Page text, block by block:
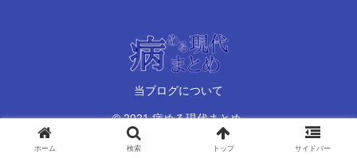
当ブログについて
© 2021 病める現代まとめ.
ホーム 検索 トップ サイドバー